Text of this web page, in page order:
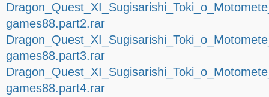
games88.part2.rar
games88.part3.rar
games88.part4.rar